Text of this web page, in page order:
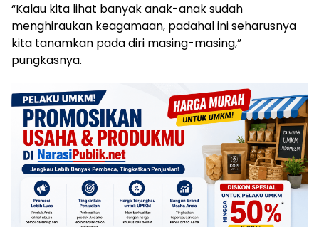
“Kalau kita lihat banyak anak-anak sudah
menghiraukan keagamaan, padahal ini seharusnya
kita tanamkan pada diri masing-masing,”
pungkasnya.